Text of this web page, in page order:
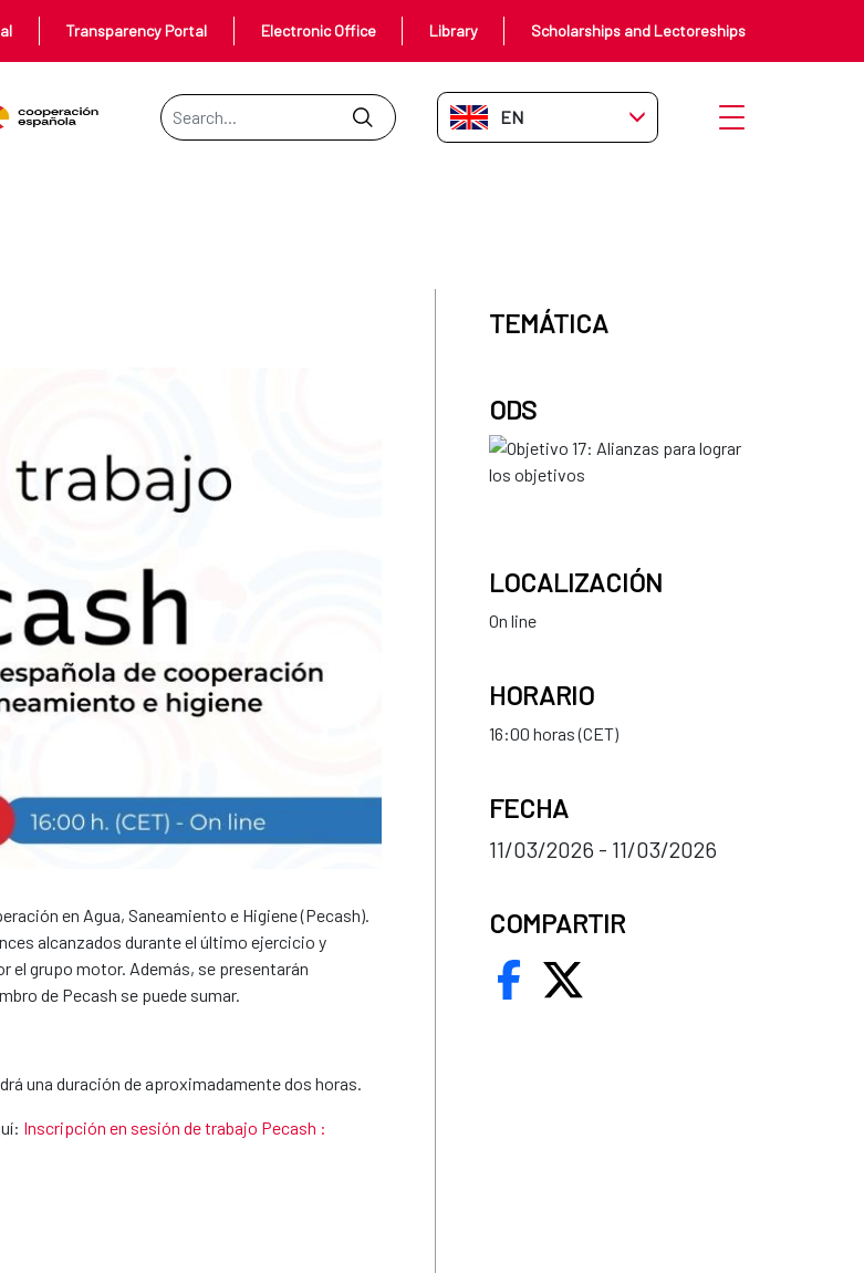
Transparency Portal Electronic Office Library Scholarships and Lectoreships
Search Bar
EN-GB Open menu
en Agua, Saneamiento e Higiene (Pecash).
alcanzados durante el último ejercicio y
el grupo motor. Además, se presentarán
de Pecash se puede sumar.
una duración de aproximadamente dos horas.
Inscripción en sesión de trabajo Pecash :
TEMÁTICA
ODS
LOCALIZACIÓN
On line
HORARIO
16:00 horas (CET)
FECHA
11/03/2026 - 11/03/2026
COMPARTIR